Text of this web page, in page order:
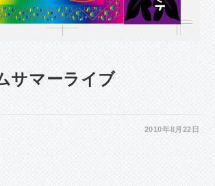
サマーライブ
2010年8月22日